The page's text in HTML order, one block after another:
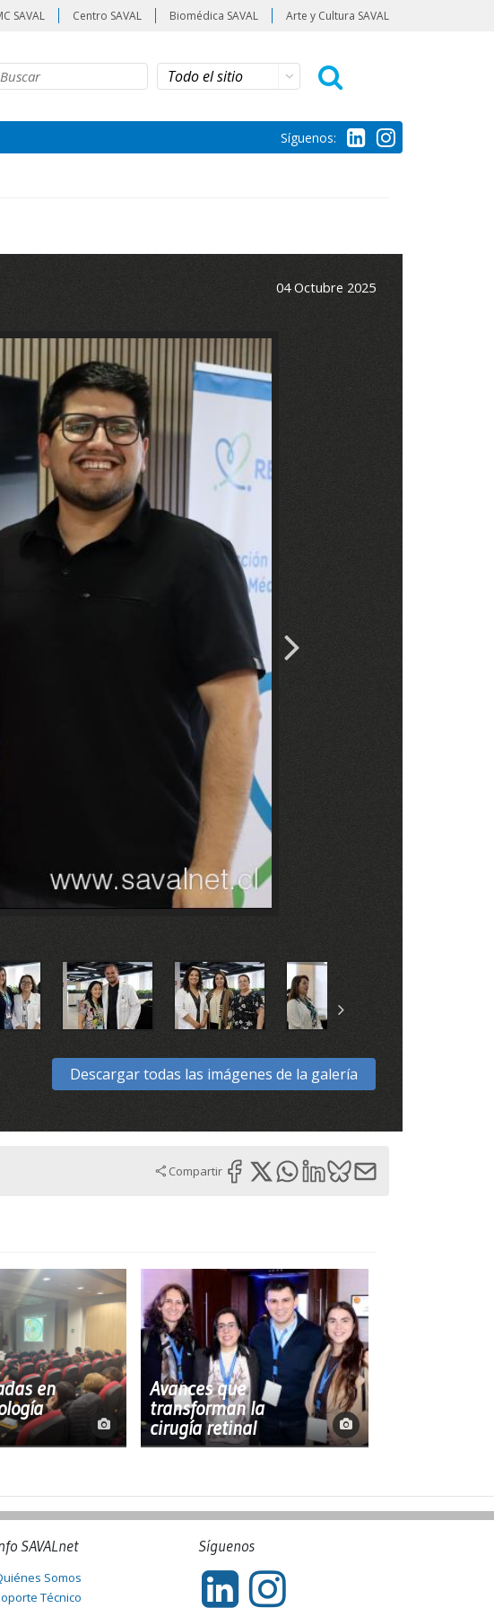
SAVAL Centro SAVAL Biomédica SAVAL Arte y Cultura SAVAL
Síguenos:
04 Octubre 2025
Descargar todas las imágenes de la galería
Compartir
en
Avances que
transforman la
cirugía retinal
SAVALnet
Somos
Técnico
Síguenos